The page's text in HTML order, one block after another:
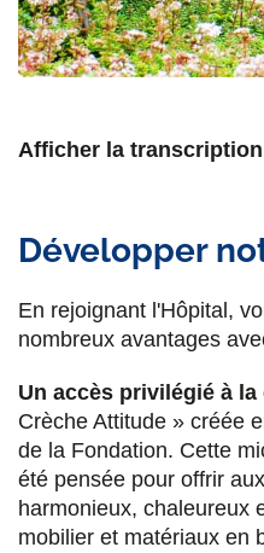
Afficher la transcription
Développer
En rejoignant l'Hôpital,
nombreux avantages
Un accès privilégié à la
Crèche Attitude » créée
de la Fondation. Cette
été pensée pour offrir
harmonieux, chaleureux
mobilier et matériaux en